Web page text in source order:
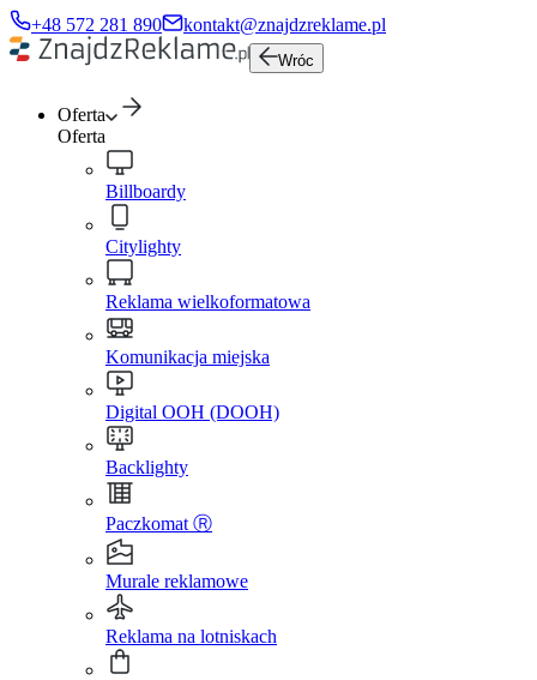
+48 572 281 890 kontakt@znajdzreklame.pl
Wróc
Oferta
Oferta
Billboardy
Citylighty
Reklama wielkoformatowa
Komunikacja miejska
Digital OOH (DOOH)
Backlighty
Paczkomat Ⓡ
Murale reklamowe
Reklama na lotniskach